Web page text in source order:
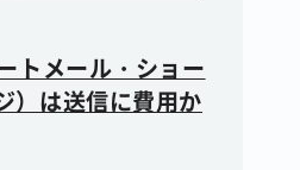
トメール・ショー
）は送信に費用か